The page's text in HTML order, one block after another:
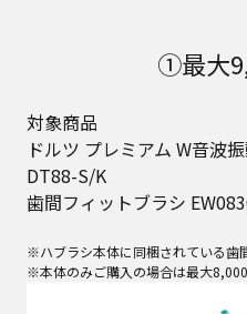
①最大
対象商品
ドルツ プレミアム W音波
DT88-S/K
歯間フィットブラシ
※ハブラシ本体に同梱されている歯
※本体のみご購入の場合は最大8,000